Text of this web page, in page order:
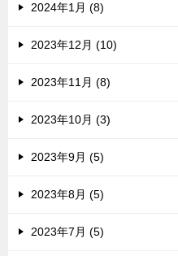
2024年1月 (8)
2023年12月 (10)
2023年11月 (8)
2023年10月 (3)
2023年9月 (5)
2023年8月 (5)
2023年7月 (5)